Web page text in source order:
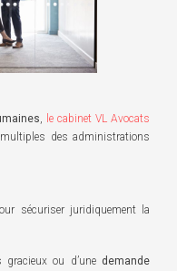
le cabinet VL Avocats
des administrations
sécuriser juridiquement la
gracieux ou d’une demande